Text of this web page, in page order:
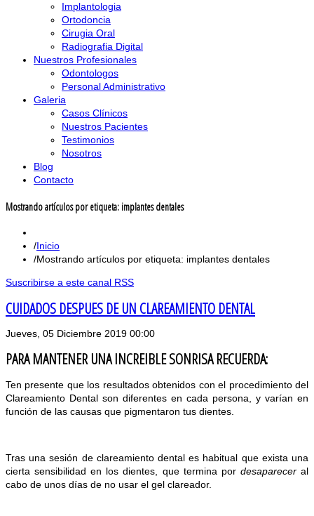
Implantologia
Ortodoncia
Cirugia Oral
Radiografia Digital
Nuestros Profesionales
Odontologos
Personal Administrativo
Galeria
Casos Clínicos
Nuestros Pacientes
Testimonios
Nosotros
Blog
Contacto
Mostrando artículos por etiqueta: implantes dentales
Inicio
Mostrando artículos por etiqueta: implantes dentales
Suscribirse a este canal RSS
CUIDADOS DESPUES DE UN CLAREAMIENTO DENTAL
Jueves, 05 Diciembre 2019 00:00
PARA MANTENER UNA INCREIBLE SONRISA RECUERDA:
Ten presente que los resultados obtenidos con el procedimiento del
Clareamiento Dental son diferentes en cada persona, y varían en
función de las causas que pigmentaron tus dientes.
Tras una sesión de clareamiento dental es habitual que exista una
cierta sensibilidad en los dientes, que termina por desapareceral
cabo de unos días de no usar el gel clareador.